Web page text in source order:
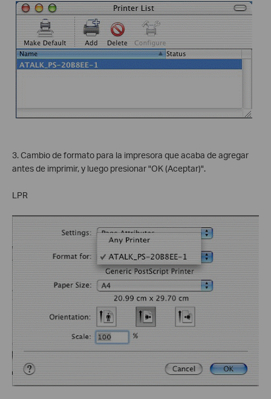
3. Cambio de formato para la impresora que acaba de agregar
antes de imprimir, y luego presionar "OK (Aceptar)".
LPR